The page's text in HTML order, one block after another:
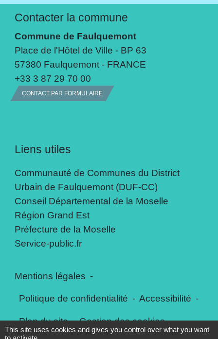
Contacter la commune
Commune de Faulquemont
Place de l'Hôtel de Ville - BP 63
57380 Faulquemont - FRANCE
+33 3 87 29 70 00
CONTACT PAR FORMULAIRE
Liens utiles
Communauté de Communes du District
Urbain de Faulquemont (DUF-CC)
Conseil Départemental de la Moselle
Région Grand Est
Préfecture de la Moselle
Service-public.fr
Mentions légales -
Politique de confidentialité - Accessibilité -
Plan du site - Gestion des cookies
This site uses cookies and gives you control over what you want